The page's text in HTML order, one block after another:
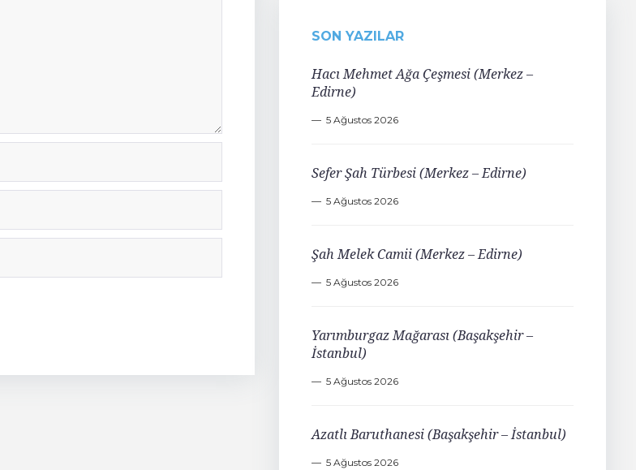
SON YAZILAR
Hacı Mehmet Ağa Çeşmesi (Merkez –
Edirne)
5 Ağustos 2026
Sefer Şah Türbesi (Merkez – Edirne)
5 Ağustos 2026
Şah Melek Camii (Merkez – Edirne)
5 Ağustos 2026
Yarımburgaz Mağarası (Başakşehir –
İstanbul)
5 Ağustos 2026
Azatlı Baruthanesi (Başakşehir – İstanbul)
5 Ağustos 2026